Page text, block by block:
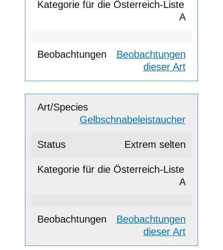
A
Beobachtungen
dieser Art
Gelbschnabeleistaucher
Extrem selten
A
Beobachtungen
dieser Art